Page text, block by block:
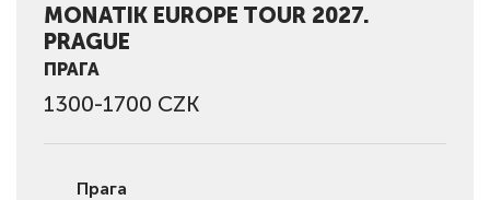
MONATIK EUROPE TOUR 2027.
PRAGUE
ПРАГА
1300-1700 CZK
Прага